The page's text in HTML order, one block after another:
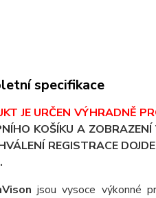
specifikace
JE URČEN VÝHRADNĚ
KOŠÍKU A ZOBRAZENÍ
REGISTRACE
jsou vysoce výkonné